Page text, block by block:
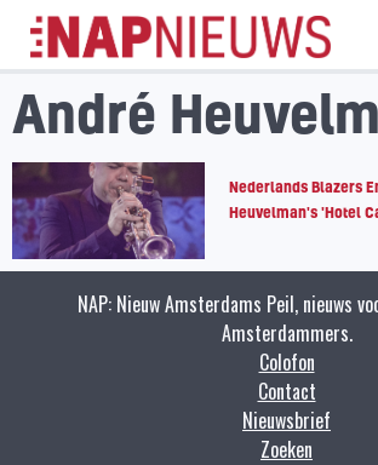
Skip
naar
inhoud
André
Nederlands Blazers
Heuvelman's 'Hotel
NAP: Nieuw Amsterdams Peil, nieuws
Amsterdammers.
Colofon
Contact
Nieuwsbrief
Zoeken